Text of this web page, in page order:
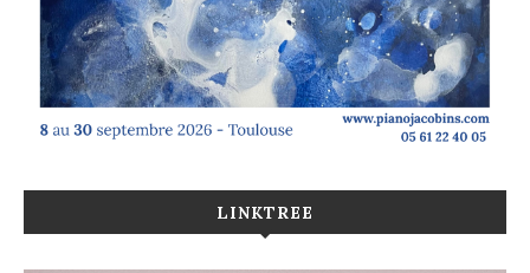
LINKTREE